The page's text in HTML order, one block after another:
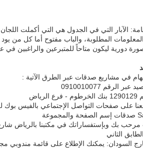
الآبار التي في الجدول هي التي أكملت اللجان
المعلومات المطلوبة، والباب مفتوح أما كل من
دورية ليكون متاحاً للمتبرعين والراغبين في
في مشاريع صدقات عبر الطرق الآتية :
الرقم 0910010077
على صفحات التواصل الإجتماعي بالفيس
مرحب بك وبإستفساراتك في مكتبنا بالرياض
الثاني
السودان: يمكنك الإطلاع على قائمة مندوبي